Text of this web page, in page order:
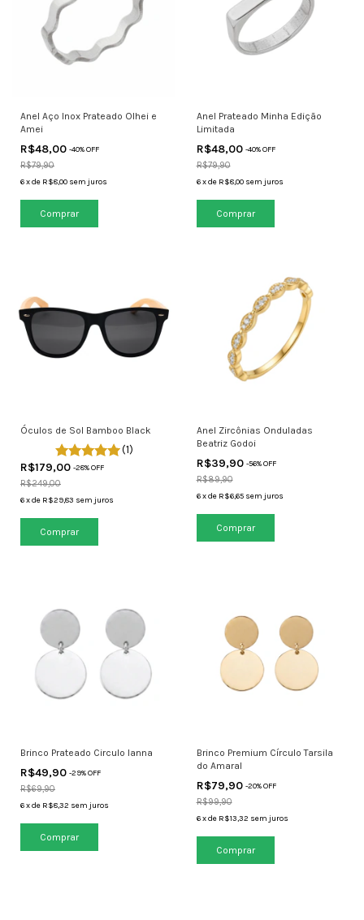
Anel Aço Inox Prateado Olhei e
Amei
R$48,00 -40% OFF
R$79,90
6xde R$8,00 sem juros
Comprar
Anel Prateado Minha Edição
Limitada
R$48,00 -40% OFF
R$79,90
6 xde R$8,00 sem juros
Comprar
Óculos de Sol Bamboo Black
(1)
R$179,00 -28% OFF
R$249,00
6xde R$29,83 sem juros
Anel Zircônias Onduladas
Beatriz Godoi
R$39,90 -56% OFF
R$89,90
6 xde R$6,65 sem juros
Comprar
Brinco Prateado Circulo Ianna
R$49,90 -29% OFF
R$69,90
6xde R$8,32 sem juros
Brinco Premium Círculo Tarsila
do Amaral
R$79,90 -20% OFF
R$99,90
6 xde R$13,32 sem juros